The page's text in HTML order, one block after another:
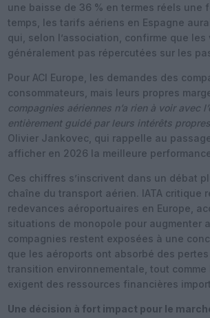
une baisse de 36 % en termes réels une
temps, les tarifs aériens en Espagne
qui, selon l’association, confirme que
généralement pas répercutées sur les
Pour ACI Europe, les demandes des
consommateurs, mais leurs propres
compagnies aériennes n’a rien à voir avec
entièrement guidé par leurs intérêts
Olivier Jankovec, qui rappelle au
afficher en 2026 la meilleure
Ces chiffres s’inscrivent dans un débat
chaîne du transport aérien. IATA critique
redevances aéroportuaires en Europe,
situations de monopole pour augmenter
compagnies restent exposées à une
que les aéroports ont absorbé des
transition environnementale, tout
exigent des ressources financières
Une décision à fort impact pour le